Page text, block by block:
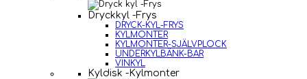
Dryckkyl -Frys
DRYCK-KYL-FRYS
KYLMONTER
KYLMONTER-SJÄLVPLOCK
UNDERKYLBÄNK-BAR
VINKYL
Kyldisk -Kylmonter